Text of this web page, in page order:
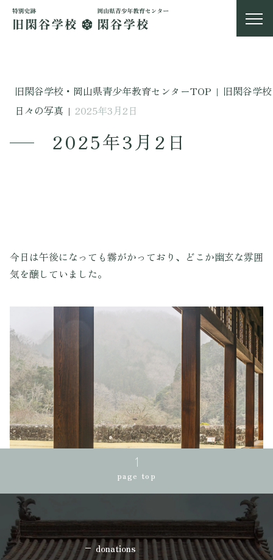
旧閑谷学校・岡山県青少年教育センターTOP | 旧閑谷学校
日々の写真 | 2025年3月2日
2025年3月2日
今日は午後になっても霧がかっており、どこか幽玄な雰囲
気を醸していました。
page top
donations